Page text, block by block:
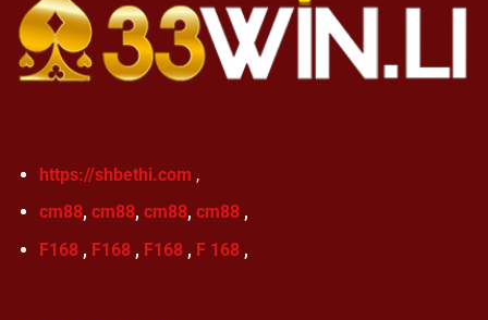
https://shbethi.com ,
cm88, cm88, cm88, cm88,
F168, F168, F168, F 168,